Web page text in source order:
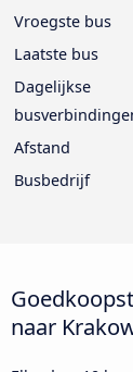
Vroegste bus
Laatste bus
Dagelijkse
Afstand
Busbedrijf
naar